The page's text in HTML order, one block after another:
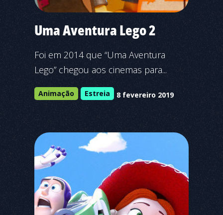
Uma Aventura Lego 2
Foi em 2014 que “Uma Aventura
Lego” chegou aos cinemas para...
Animação Estreia 8 fevereiro 2019